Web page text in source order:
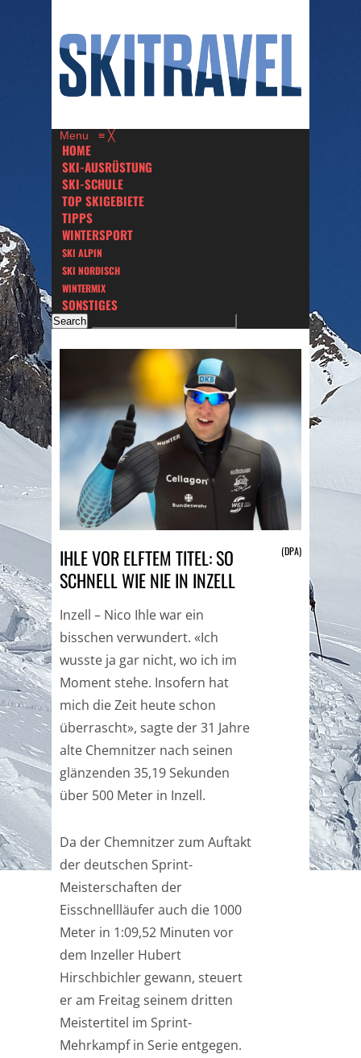
Menu ≡ ╳
HOME
SKI-AUSRÜSTUNG
SKI-SCHULE
TOP SKIGEBIETE
TIPPS
WINTERSPORT
SKI ALPIN
SKI NORDISCH
WINTERMIX
SONSTIGES
IHLE VOR ELFTEM TITEL: SO
SCHNELL WIE NIE IN INZELL
(DPA)
Inzell – Nico Ihle war ein
bisschen verwundert. «Ich
wusste ja gar nicht, wo ich im
Moment stehe. Insofern hat
mich die Zeit heute schon
überrascht», sagte der 31 Jahre
alte Chemnitzer nach seinen
glänzenden 35,19 Sekunden
über 500 Meter in Inzell.
Da der Chemnitzer zum Auftakt
der deutschen Sprint-
Meisterschaften der
Eisschnellläufer auch die 1000
Meter in 1:09,52 Minuten vor
dem Inzeller Hubert
Hirschbichler gewann, steuert
er am Freitag seinem dritten
Meistertitel im Sprint-
Mehrkampf in Serie entgegen.